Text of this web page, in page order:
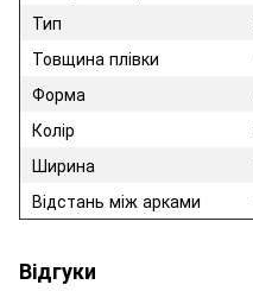
Тип
Товщина плівки
Форма
Колір
Ширина
Відстань між арками
Відгуки